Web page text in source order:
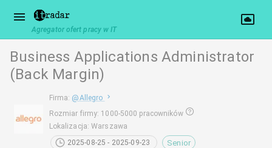
Agregator ofert pracy w IT
Business Applications Administrator
(Back Margin)
Firma: @Allegro
Rozmiar firmy: 1000-5000 pracowników
Lokalizacja:Warszawa
2025-08-25 - 2025-09-23
Senior